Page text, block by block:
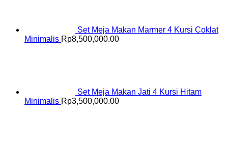
Set Meja Makan Marmer 4 Kursi Coklat
Minimalis Rp8,500,000.00
Set Meja Makan Jati 4 Kursi Hitam
Minimalis Rp3,500,000.00